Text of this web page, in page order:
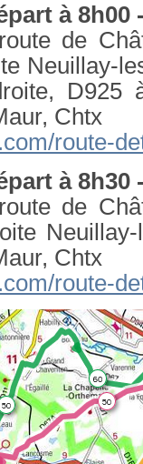
à 8h00
de
Neuillay-
D925
Chtx
route-
à 8h30
de
Chtx
route-